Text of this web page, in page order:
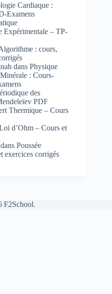
Cardiaque :
Examens
Expérimentale – TP-
: cours,
dans Physique
: Cours-
des
PDF
Thermique – Cours
d’Ohm – Cours et
dans Poussée
exercices corrigés
F2School.